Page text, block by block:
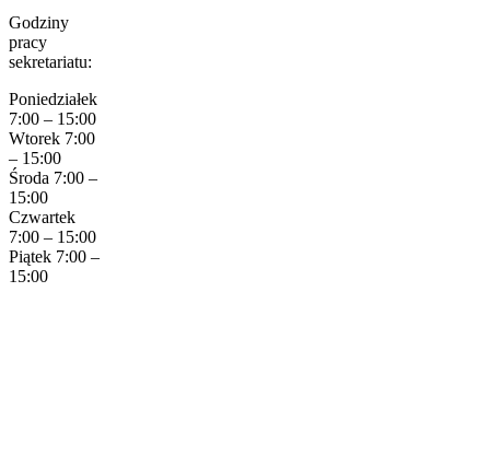
Godziny
pracy
sekretariatu:
Poniedziałek
7:00 – 15:00
Wtorek 7:00
– 15:00
Środa 7:00 –
15:00
Czwartek
7:00 – 15:00
Piątek 7:00 –
15:00